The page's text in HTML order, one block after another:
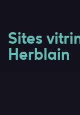
Sites
Herblain